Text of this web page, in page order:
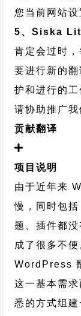
您当前网站设
5、Siska
肯定会过时
要进行新的
护和进行的
请协助推广我
贡献翻译
项目说明
由于近年来
慢，同时包
题、插件都
成了很多不便
WordPress
这一基本需
悉的方式组